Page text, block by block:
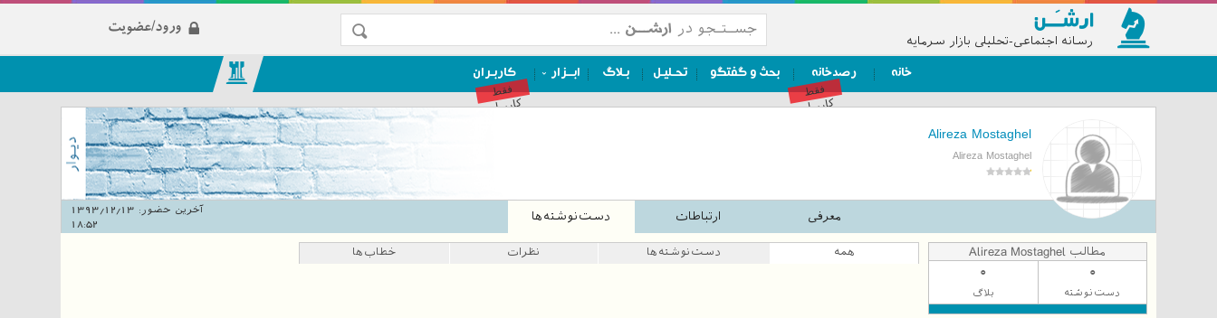
رسانه اجتماعی-تحلیلی بازار سرمایه
ورود/عضویت
خانه رصدخانه
فقط
کاربران
بحث و گفتگو تحـلیـل بـلاگ ابــزار کاربـران
فقط
کاربران
Alireza Mostaghel
Alireza Mostaghel
معرفی ارتباطات دست‌نوشته‌ها آخرین حضور:
18:52
مطالب Alireza Mostaghel
0
دست‌نوشته
0
بلاگ
همه دست‌نوشته‌ها نظرات خطاب‌ها